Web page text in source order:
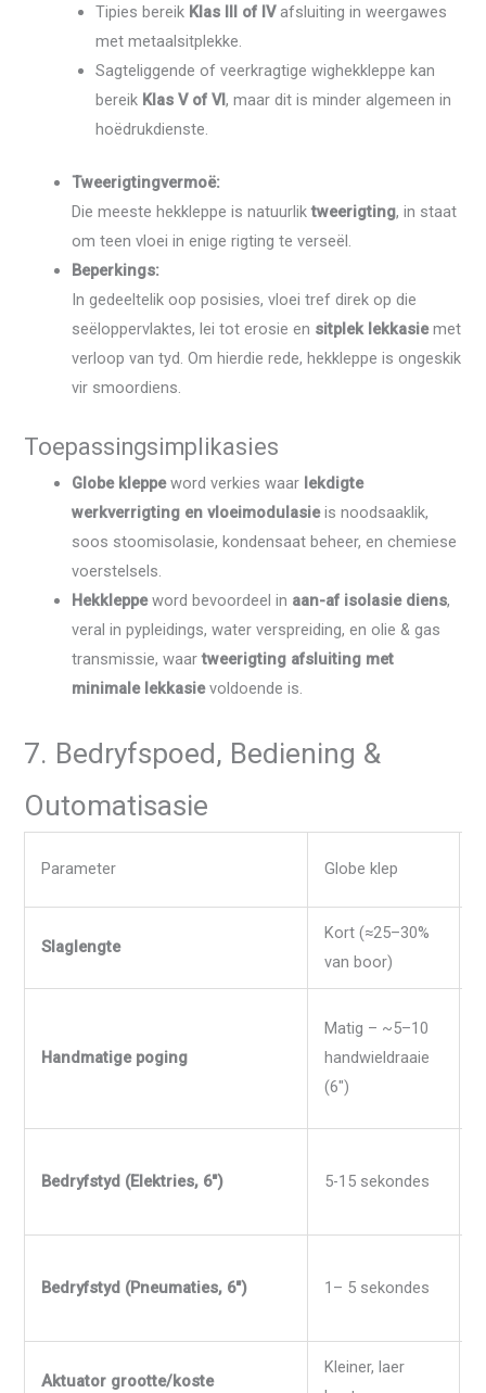
Tipies bereik Klas III of IVafsluiting in weergawes
met metaalsitplekke.
Sagteliggende of veerkragtige wighekkleppe kan
bereik Klas V of VI, maar dit is minder algemeen in
hoëdrukdienste.
Tweerigtingvermoë:
Die meeste hekkleppe is natuurliktweerigting, in staat
om teen vloei in enige rigting te verseël.
Beperkings:
In gedeeltelik oop posisies, vloei tref direk op die
seëloppervlaktes, lei tot erosie en sitplek lekkasiemet
verloop van tyd. Om hierdie rede, hekkleppe is ongeskik
vir smoordiens.
Toepassingsimplikasies
Globe kleppeword verkies waar lekdigte
werkverrigting en vloeimodulasieis noodsaaklik,
soos stoomisolasie, kondensaat beheer, en chemiese
voerstelsels.
Hekkleppeword bevoordeel in aan-af isolasie diens,
veral in pypleidings, water verspreiding, en olie & gas
transmissie, waartweerigting afsluiting met
minimale lekkasievoldoende is.
7. Bedryfspoed, Bediening &
Outomatisasie
Parameter Globe klep
Slaglengte
Kort (≈25–30%
van boor)
Handmatige poging
Matig – ~5–10
handwieldraaie
(6″)
Bedryfstyd (Elektries, 6″) 5-15 sekondes
Bedryfstyd (Pneumaties, 6″) 1– 5 sekondes
Aktuator grootte/koste
Kleiner, laer